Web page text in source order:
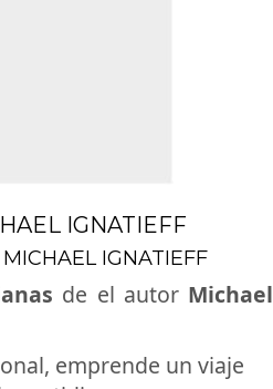
IGNATIEFF
IGNATIEFF
de el autor Michael
emprende un viaje